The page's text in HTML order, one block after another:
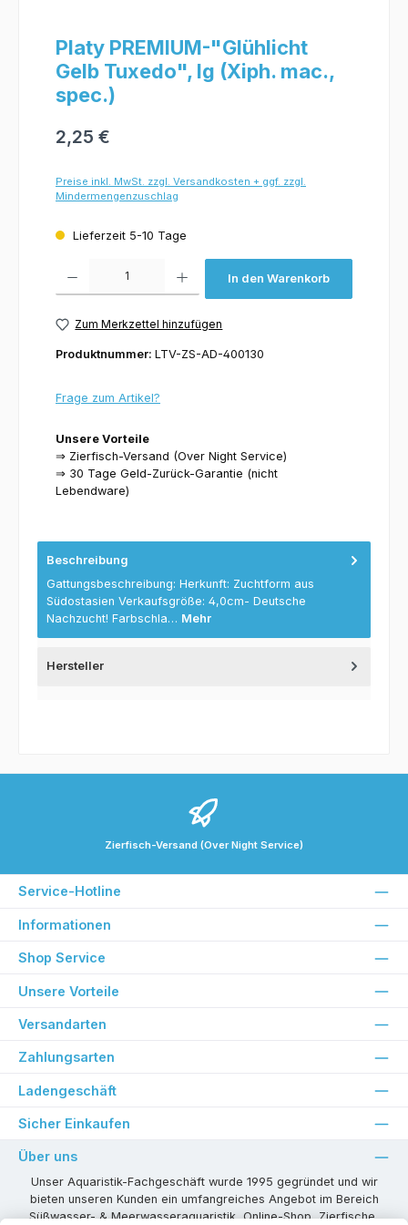
Platy PREMIUM-"Glühlicht
Gelb Tuxedo", lg (Xiph. mac.,
spec.)
2,25 €
Preise inkl. MwSt. zzgl. Versandkosten + ggf. zzgl.
Mindermengenzuschlag
Lieferzeit 5-10 Tage
In den Warenkorb
Zum Merkzettel hinzufügen
Produktnummer: LTV-ZS-AD-400130
Frage zum Artikel?
Unsere Vorteile
⇒ Zierfisch-Versand (Over Night Service)
⇒ 30 Tage Geld-Zurück-Garantie (nicht
Lebendware)
Beschreibung
Gattungsbeschreibung: Herkunft: Zuchtform aus
Südostasien Verkaufsgröße: 4,0cm- Deutsche
Nachzucht! Farbschla… Mehr
Hersteller
Zierfisch-Versand (Over Night Service)
Service-Hotline
Informationen
Shop Service
Unsere Vorteile
Versandarten
Zahlungsarten
Ladengeschäft
Sicher Einkaufen
Über uns
Unser Aquaristik-Fachgeschäft wurde 1995 gegründet und wir
bieten unseren Kunden ein umfangreiches Angebot im Bereich
Süßwasser- & Meerwasseraquaristik, Online-Shop, Zierfische,